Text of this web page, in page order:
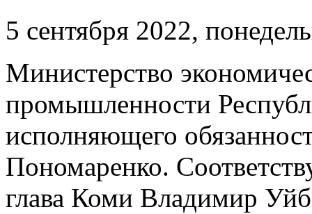
5 сентября 2022,
Министерство
промышленности
исполняющего
Пономаренко.
глава Коми Владимир